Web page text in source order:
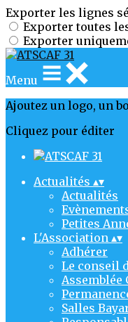
Exporter les lignes
Exporter toutes
Exporter
Menu
Ajoutez un logo, un
Cliquez pour éditer
Actualités ▴▾
Actualités
Petites
L'Association ▴▾
Adhérer
Le conseil
Assemblée
Salles